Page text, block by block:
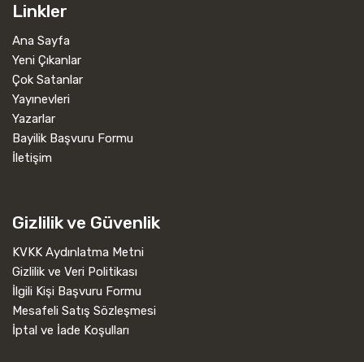
Linkler
Ana Sayfa
Yeni Çıkanlar
Çok Satanlar
Yayınevleri
Yazarlar
Bayilik Başvuru Formu
İletişim
Gizlilik ve Güvenlik
KVKK Aydınlatma Metni
Gizlilik ve Veri Politikası
İlgili Kişi Başvuru Formu
Mesafeli Satış Sözleşmesi
İptal ve İade Koşulları